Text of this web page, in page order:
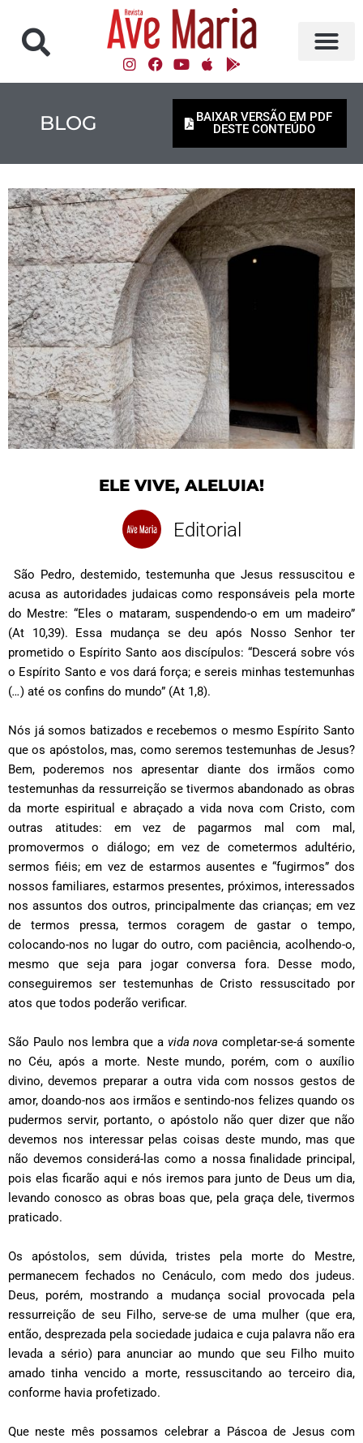
BLOG
BAIXAR VERSÃO EM PDF
DESTE CONTEÚDO
ELE VIVE, ALELUIA!
Editorial
São Pedro, destemido, testemunha que Jesus ressuscitou e
acusa as autoridades judaicas como responsáveis pela morte
do Mestre: “Eles o mataram, suspendendo-o em um madeiro”
(At 10,39). Essa mudança se deu após Nosso Senhor ter
prometido o Espírito Santo aos discípulos: “Descerá sobre vós
o Espírito Santo e vos dará força; e sereis minhas testemunhas
(…) até os confins do mundo” (At 1,8).
Nós já somos batizados e recebemos o mesmo Espírito Santo
que os apóstolos, mas, como seremos testemunhas de Jesus?
Bem, poderemos nos apresentar diante dos irmãos como
testemunhas da ressurreição se tivermos abandonado as obras
da morte espiritual e abraçado a vida nova com Cristo, com
outras atitudes: em vez de pagarmos mal com mal,
promovermos o diálogo; em vez de cometermos adultério,
sermos fiéis; em vez de estarmos ausentes e “fugirmos” dos
nossos familiares, estarmos presentes, próximos, interessados
nos assuntos dos outros, principalmente das crianças; em vez
de termos pressa, termos coragem de gastar o tempo,
colocando-nos no lugar do outro, com paciência, acolhendo-o,
mesmo que seja para jogar conversa fora. Desse modo,
conseguiremos ser testemunhas de Cristo ressuscitado por
atos que todos poderão verificar.
São Paulo nos lembra que a vida nova completar-se-á somente
no Céu, após a morte. Neste mundo, porém, com o auxílio
divino, devemos preparar a outra vida com nossos gestos de
amor, doando-nos aos irmãos e sentindo-nos felizes quando os
pudermos servir, portanto, o apóstolo não quer dizer que não
devemos nos interessar pelas coisas deste mundo, mas que
não devemos considerá-las como a nossa finalidade principal,
pois elas ficarão aqui e nós iremos para junto de Deus um dia,
levando conosco as obras boas que, pela graça dele, tivermos
praticado.
Os apóstolos, sem dúvida, tristes pela morte do Mestre,
permanecem fechados no Cenáculo, com medo dos judeus.
Deus, porém, mostrando a mudança social provocada pela
ressurreição de seu Filho, serve-se de uma mulher (que era,
então, desprezada pela sociedade judaica e cuja palavra não era
levada a sério) para anunciar ao mundo que seu Filho muito
amado tinha vencido a morte, ressuscitando ao terceiro dia,
conforme havia profetizado.
Que neste mês possamos celebrar a Páscoa de Jesus com